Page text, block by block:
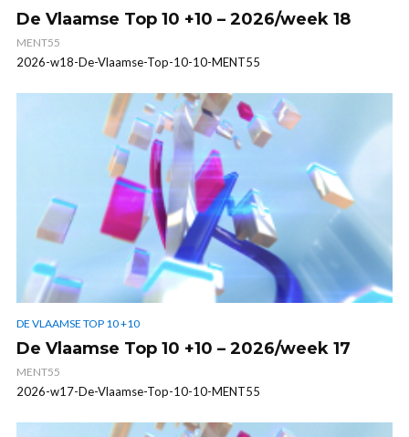
De Vlaamse Top 10 +10 – 2026/week 18
MENT55
2026-w18-De-Vlaamse-Top-10-10-MENT55
DE VLAAMSE TOP 10 +10
De Vlaamse Top 10 +10 – 2026/week 17
MENT55
2026-w17-De-Vlaamse-Top-10-10-MENT55